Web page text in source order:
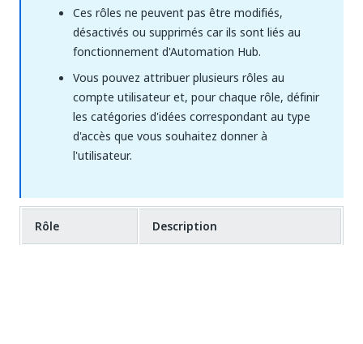
Ces rôles ne peuvent pas être modifiés,
désactivés ou supprimés car ils sont liés au
fonctionnement d'Automation Hub.
Vous pouvez attribuer plusieurs rôles au
compte utilisateur et, pour chaque rôle, définir
les catégories d'idées correspondant au type
d'accès que vous souhaitez donner à
l'utilisateur.
Rôle Description